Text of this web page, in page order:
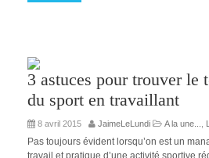
3 astuces pour trouver le
du sport en travaillant
8 avril 2015 JaimeLeLundi A la une...,
Pas toujours évident lorsqu’on est un